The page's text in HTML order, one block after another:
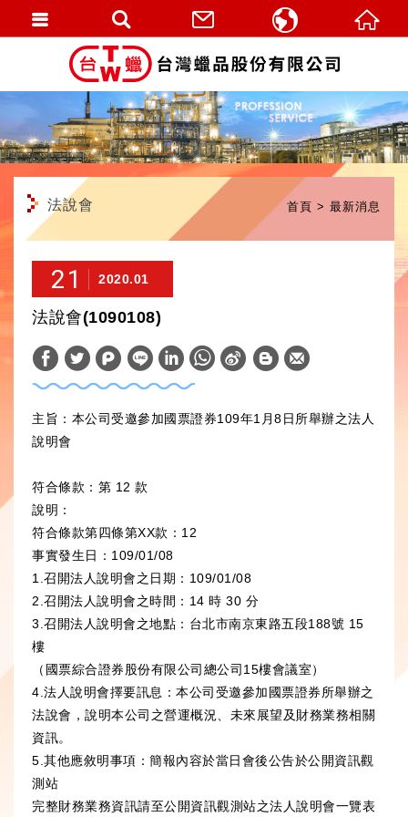
首頁 最新消息
法說會
21 2020.01
法說會(1090108)
W
a
S
n
o
主旨：本公司受邀參加國票證券109年1月8日所舉辦之法人
說明會
符合條款：第 12 款
說明：
符合條款第四條第XX款：12
事實發生日：109/01/08
1.召開法人說明會之日期：109/01/08
2.召開法人說明會之時間：14 時 30 分
3.召開法人說明會之地點：台北市南京東路五段188號 15
樓
（國票綜合證券股份有限公司總公司15樓會議室）
4.法人說明會擇要訊息：本公司受邀參加國票證券所舉辦之
法說會，說明本公司之營運概況、未來展望及財務業務相關
資訊。
5.其他應敘明事項：簡報內容於當日會後公告於公開資訊觀
測站
完整財務業務資訊請至公開資訊觀測站之法人說明會一覽表
繁體中文
English